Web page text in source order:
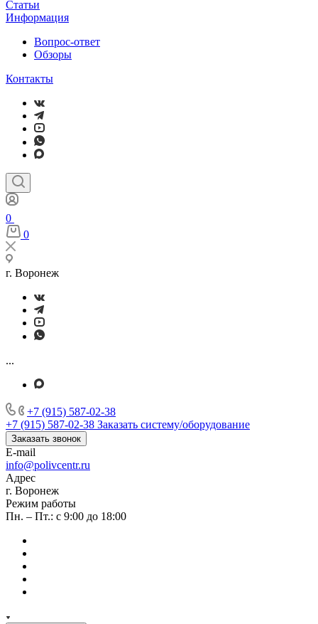
Статьи
Информация
Вопрос-ответ
Обзоры
Контакты
0
0
г. Воронеж
...
+7 (915) 587-02-38
+7 (915) 587-02-38 Заказать систему/оборудование
Заказать звонок
E-mail
info@polivcentr.ru
Адрес
г. Воронеж
Режим работы
Пн. – Пт.: с 9:00 до 18:00